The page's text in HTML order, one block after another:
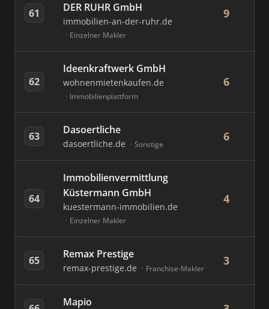
61
DER RUHR GmbH
immobilien-an-der-ruhr.de
Einzelner Makler
9
62
Ideenkraftwerk GmbH
wohnenmietenkaufen.de
Immobilienplattform
6
63 Dasoertliche
dasoertliche.de Sonstige
6
64
Immobilienvermittlung
Küstermann GmbH
kuestermann-immobilien.de
Einzelner Makler
4
65 Remax Prestige
remax-prestige.de Franchise-Makler
3
Mapio